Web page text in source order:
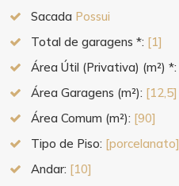
Sacada Possui
Total de garagens *: [1]
Área Útil (Privativa) (m²) *:
Área Garagens (m²): [12,5]
Área Comum (m²): [90]
Tipo de Piso: [porcelanato]
Andar: [10]